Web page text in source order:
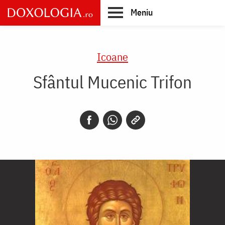
Skip
to
main
Meniu
Icoane
Sfântul Mucenic Trifon